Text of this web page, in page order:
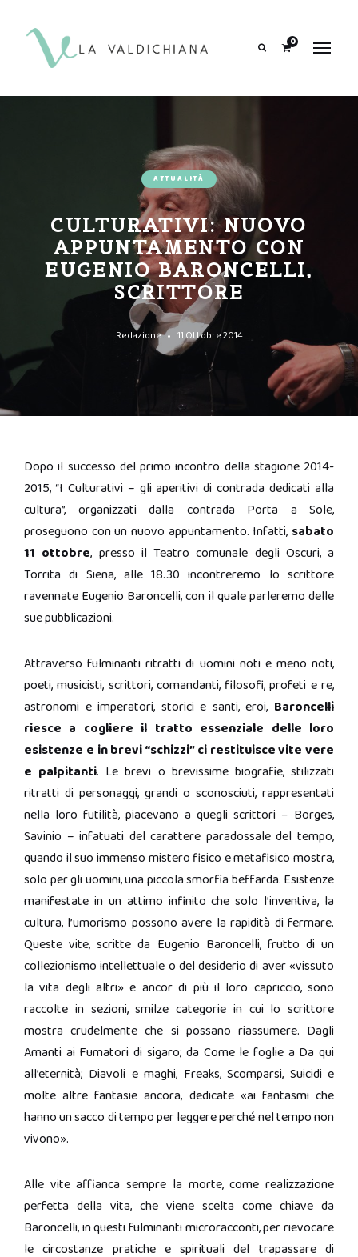
0
ATTUALITÀ
CULTURATIVI: NUOVO
APPUNTAMENTO CON
EUGENIO BARONCELLI,
SCRITTORE
Redazione 11 Ottobre 2014
Dopo il successo del primo incontro della stagione 2014-
2015, “I Culturativi – gli aperitivi di contrada dedicati alla
cultura”, organizzati dalla contrada Porta a Sole,
proseguono con un nuovo appuntamento. Infatti, sabato
11 ottobre, presso il Teatro comunale degli Oscuri, a
Torrita di Siena, alle 18.30 incontreremo lo scrittore
ravennate Eugenio Baroncelli, con il quale parleremo delle
sue pubblicazioni.
Attraverso fulminanti ritratti di uomini noti e meno noti,
poeti, musicisti, scrittori, comandanti, filosofi, profeti e re,
astronomi e imperatori, storici e santi, eroi, Baroncelli
riesce a cogliere il tratto essenziale delle loro
esistenze e in brevi “schizzi” ci restituisce vite vere
e palpitanti. Le brevi o brevissime biografie, stilizzati
ritratti di personaggi, grandi o sconosciuti, rappresentati
nella loro futilità, piacevano a quegli scrittori – Borges,
Savinio – infatuati del carattere paradossale del tempo,
quando il suo immenso mistero fisico e metafisico mostra,
solo per gli uomini, una piccola smorfia beffarda. Esistenze
manifestate in un attimo infinito che solo l’inventiva, la
cultura, l’umorismo possono avere la rapidità di fermare.
Queste vite, scritte da Eugenio Baroncelli, frutto di un
collezionismo intellettuale o del desiderio di aver «vissuto
la vita degli altri» e ancor di più il loro capriccio, sono
raccolte in sezioni, smilze categorie in cui lo scrittore
mostra crudelmente che si possano riassumere. Dagli
Amanti ai Fumatori di sigaro; da Come le foglie a Da qui
all’eternità; Diavoli e maghi, Freaks, Scomparsi, Suicidi e
molte altre fantasie ancora, dedicate «ai fantasmi che
hanno un sacco di tempo per leggere perché nel tempo non
vivono».
Alle vite affianca sempre la morte, come realizzazione
perfetta della vita, che viene scelta come chiave da
Baroncelli, in questi fulminanti microracconti, per rievocare
le circostanze pratiche e spirituali del trapassare di